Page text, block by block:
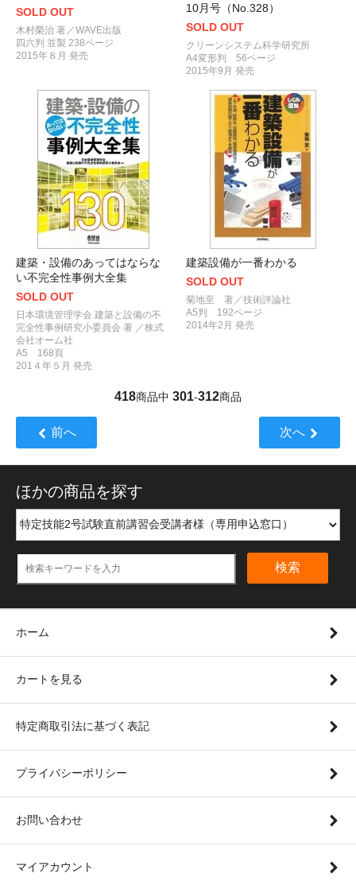
SOLD OUT
木村榮治 著／WAVE出版
四六判 並製 238ページ
2015年８月 発売
10月号（No.328）
SOLD OUT
クリーンシステム科学研究所
A4変形判 56ページ
2015年9月 発売
建築・設備のあってはならな
い不完全性事例大全集
SOLD OUT
日本環境管理学会 建築と設備の不
完全性事例研究小委員会 著 ／株式
会社オーム社
A5 168頁
201４年５月 発売
建築設備が一番わかる
SOLD OUT
菊地至 著／技術評論社
A5判 192ページ
2014年2月 発売
418商品中 301-312商品
前へ 次へ
ほかの商品を探す
検索
ホーム
カートを見る
特定商取引法に基づく表記
プライバシーポリシー
お問い合わせ
マイアカウント